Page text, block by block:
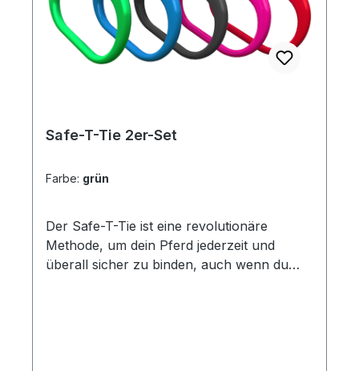
Safe-T-Tie 2er-Set
Farbe: grün
Der Safe-T-Tie ist eine revolutionäre
Methode, um dein Pferd jederzeit und
überall sicher zu binden, auch wenn du